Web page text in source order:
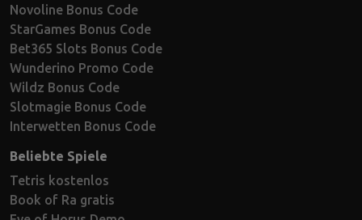
Novoline Bonus Code
StarGames Bonus Code
Bet365 Slots Bonus Code
Wunderino Promo Code
Wildz Bonus Code
Slotmagie Bonus Code
Interwetten Bonus Code
Beliebte Spiele
Tetris kostenlos
Book of Ra gratis